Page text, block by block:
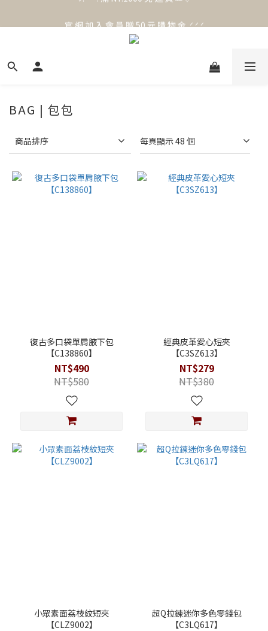
⟡.·*. 滿 NT.1000 免 運 費 ꔛ♡
BAG | 包包
商品排序 每頁顯示 48 個
復古多口袋單肩腋下包
【C138860】
NT$490
NT$580
經典皮革愛心短夾
【C3SZ613】
NT$279
NT$380
小眾素面荔枝紋短夾
【CLZ9002】
超Q拉鍊迷你多色零錢包
【C3LQ617】